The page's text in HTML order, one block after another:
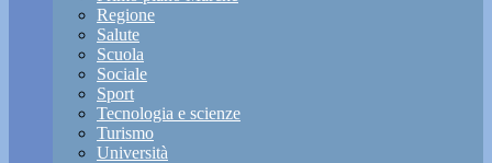
Regione
Salute
Scuola
Sociale
Sport
Tecnologia e scienze
Turismo
Università